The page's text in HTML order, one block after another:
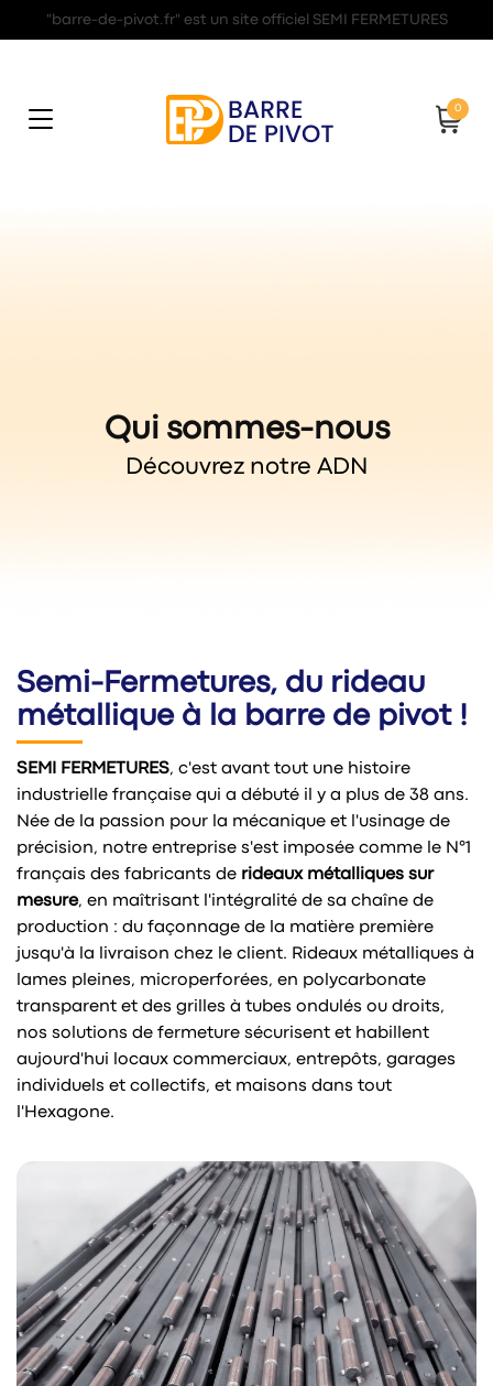
"barre-de-pivot.fr" est un site officiel SEMI FERMETURES
Basculer
0
Qui sommes-nous
Découvrez notre ADN
Semi-Fermetures, du rideau
métallique à la barre de pivot !
SEMI FERMETURES, c'est avant tout une histoire
industrielle française qui a débuté il y a plus de 38 ans.
Née de la passion pour la mécanique et l'usinage de
précision, notre entreprise s'est imposée comme le N°1
français des fabricants de rideaux métalliques sur
mesure, en maîtrisant l'intégralité de sa chaîne de
production : du façonnage de la matière première
jusqu'à la livraison chez le client. Rideaux métalliques à
lames pleines, microperforées, en polycarbonate
transparent et des grilles à tubes ondulés ou droits,
nos solutions de fermeture sécurisent et habillent
aujourd'hui locaux commerciaux, entrepôts, garages
individuels et collectifs, et maisons dans tout
l'Hexagone.